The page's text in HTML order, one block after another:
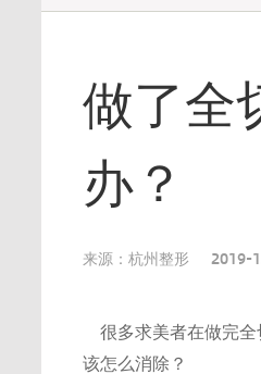
做了全
办？
来源： 杭州整形 2019-
很多求美者在做完全
该怎么消除？